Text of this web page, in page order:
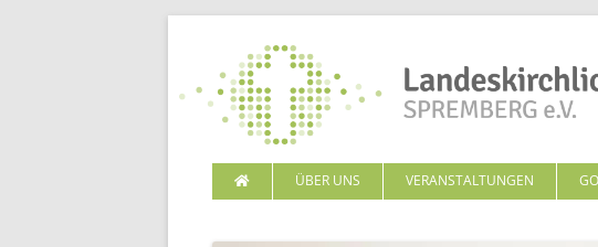
ÜBER UNS VERANSTALTUNGEN